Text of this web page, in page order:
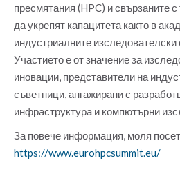
пресмятания (HPC) и свързаните
да укрепят капацитета както в
индустриалните
Участието е от значение за
иновации, представители на
съветници, ангажирани с
инфраструктура и компютърни
За повече информация, моля
https://www.eurohpcsummit.eu/